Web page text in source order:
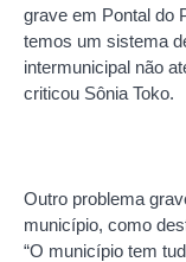
grave em Pontal do
temos um sistema
intermunicipal não
criticou Sônia Toko.
Outro problema
município, como
“O município tem